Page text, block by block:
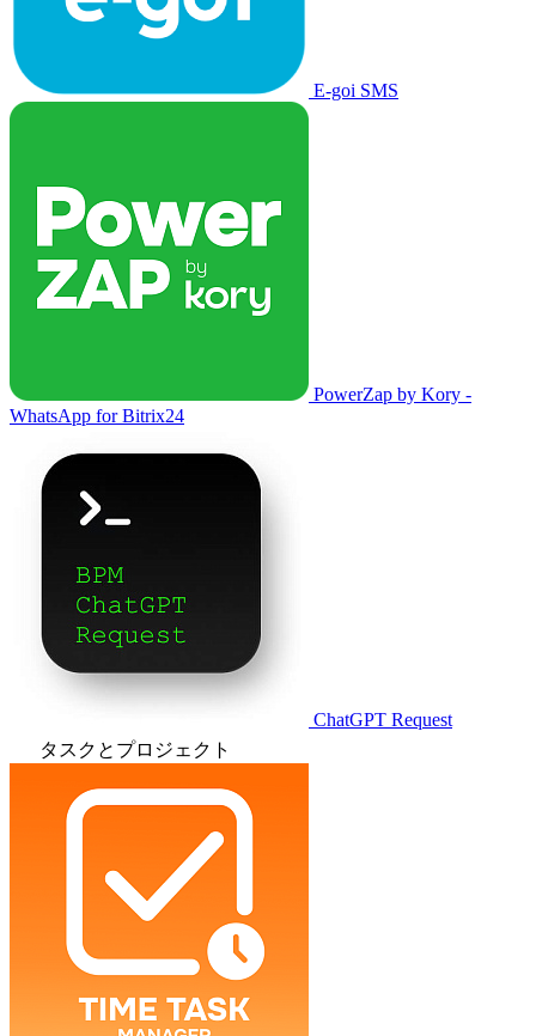
E-goi SMS
PowerZap by Kory -
WhatsApp for Bitrix24
ChatGPT Request
タスクとプロジェクト